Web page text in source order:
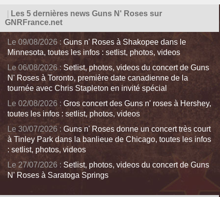
Les 5 dernières news Guns N' Roses sur
GNRFrance.net
Le 09/08/2026 : Guns n' Roses à Shakopee dans le
Minnesota, toutes les infos : setlist, photos, videos
Le 06/08/2026 : Setlist, photos, videos du concert de Guns
N' Roses à Toronto, première date canadienne de la
tournée avec Chris Stapleton en invité spécial
Le 02/08/2026 : Gros concert des Guns n' roses à Hershey,
toutes les infos : setlist, photos, videos
Le 30/07/2026 : Guns n' Roses donne un concert très court
à Tinley Park dans la banlieue de Chicago, toutes les infos
: setlist, photos, videos
Le 27/07/2026 : Setlist, photos, videos du concert de Guns
N' Roses à Saratoga Springs